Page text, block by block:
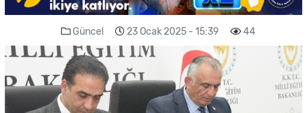
Güncel 23 Ocak 2025 - 15:39 44